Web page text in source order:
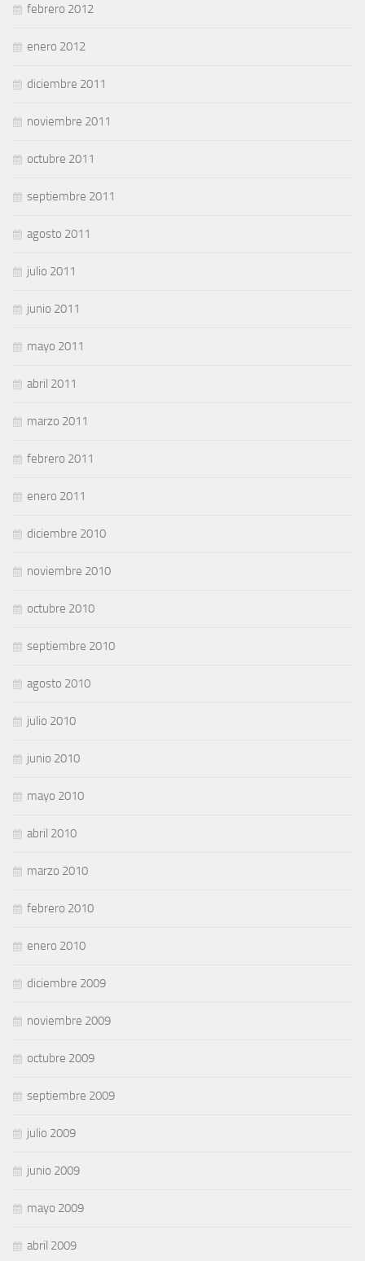
febrero 2012
enero 2012
diciembre 2011
noviembre 2011
octubre 2011
septiembre 2011
agosto 2011
julio 2011
junio 2011
mayo 2011
abril 2011
marzo 2011
febrero 2011
enero 2011
diciembre 2010
noviembre 2010
octubre 2010
septiembre 2010
agosto 2010
julio 2010
junio 2010
mayo 2010
abril 2010
marzo 2010
febrero 2010
enero 2010
diciembre 2009
noviembre 2009
octubre 2009
septiembre 2009
julio 2009
junio 2009
mayo 2009
abril 2009